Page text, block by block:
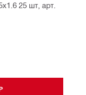
25 шт, арт.